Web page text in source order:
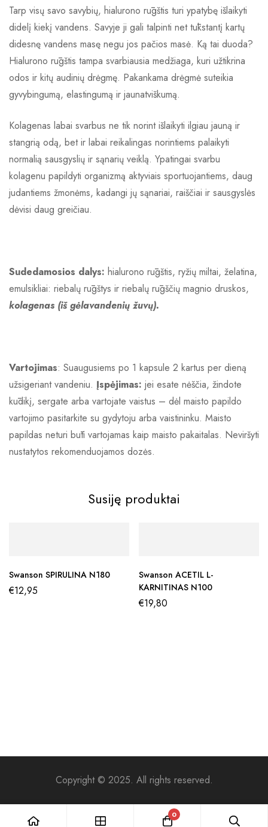
Tarp visų savo savybių, hialurono rūgštis turi ypatybę išlaikyti
didelį kiekį vandens. Savyje ji gali talpinti net tūkstantį kartų
didesnę vandens masę negu jos pačios masė. Ką tai duoda?
Hialurono rūgštis tampa svarbiausia medžiaga, kuri užtikrina
odos ir kitų audinių drėgmę. Pakankama drėgmė suteikia
gyvybingumą, elastingumą ir jaunatviškumą.
Kolagenas labai svarbus ne tik norint išlaikyti ilgiau jauną ir
stangrią odą, bet ir labai reikalingas norintiems palaikyti
normalią sausgyslių ir sąnarių veiklą. Ypatingai svarbu
kolagenu papildyti organizmą aktyviais sportuojantiems, daug
judantiems žmonėms, kadangi jų sąnariai, raiščiai ir sausgyslės
dėvisi daug greičiau.
Sudedamosios dalys: hialurono rūgštis, ryžių miltai, želatina,
emulsikliai: riebalų rūgštys ir riebalų rūgščių magnio druskos,
kolagenas (iš gėlavandenių žuvų).
Vartojimas: Suaugusiems po 1 kapsule 2 kartus per dieną
užsigeriant vandeniu. Įspėjimas: jei esate nėščia, žindote
kūdikį, sergate arba vartojate vaistus – dėl maisto papildo
vartojimo pasitarkite su gydytoju arba vaistininku. Maisto
papildas neturi būti vartojamas kaip maisto pakaitalas. Neviršyti
nustatytos rekomenduojamos dozės.
Susiję produktai
Swanson SPIRULINA N180
€12,95
Swanson ACETIL L-
KARNITINAS N100
€19,80
Copyright © 2025. All rights reserved.
0